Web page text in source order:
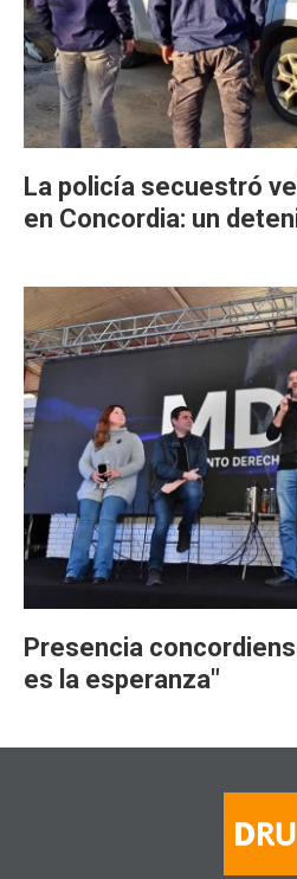
La policía secuestró
en Concordia: un
Presencia
es la esperanza"